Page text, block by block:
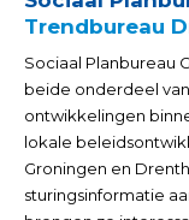
Trendbureau
Sociaal Planbureau
beide onderdeel
ontwikkelingen
lokale
Groningen en
sturingsinformatie